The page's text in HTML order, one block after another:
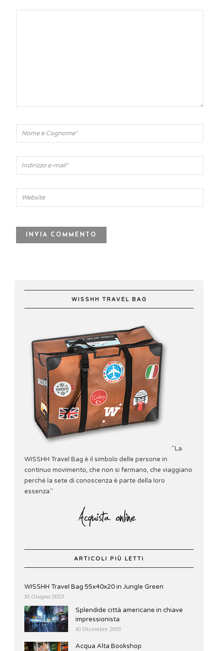
WISSHH TRAVEL BAG
"La
WISSHH Travel Bag è il simbolo delle persone in
continuo movimento, che non si fermano, che viaggiano
perché la sete di conoscenza è parte della loro
essenza."
ARTICOLI PIÙ LETTI
WISSHH Travel Bag 55x40x20 in Jungle Green
10 Giugno 2023
Splendide città americane in chiave
impressionista
10 Dicembre 2015
Acqua Alta Bookshop